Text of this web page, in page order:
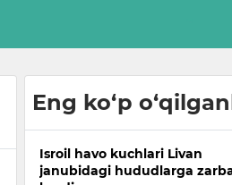
Eng ko‘p
Isroil havo kuchlari Livan
janubidagi hududlarga